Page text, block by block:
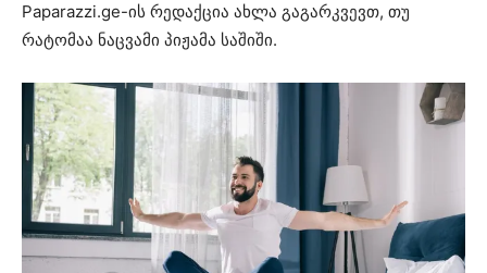
Paparazzi.ge-ის რედაქცია ახლა გაგარკვევთ, თუ
რატომაა ნაცვამი პიჟამა საშიში.